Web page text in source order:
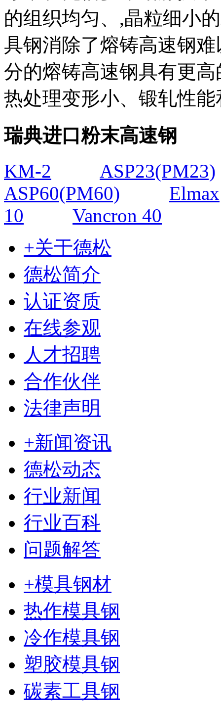
的组织均匀、,晶粒细小
具钢消除了熔铸高速钢
分的熔铸高速钢具有更
热处理变形小、锻轧性
瑞典进口粉末高速钢
KM-2
ASP23(PM23)
ASP60(PM60)
Elmax
10
Vancron 40
+关于德松
德松简介
认证资质
在线参观
人才招聘
合作伙伴
法律声明
+新闻资讯
德松动态
行业新闻
行业百科
问题解答
+模具钢材
热作模具钢
冷作模具钢
塑胶模具钢
碳素工具钢